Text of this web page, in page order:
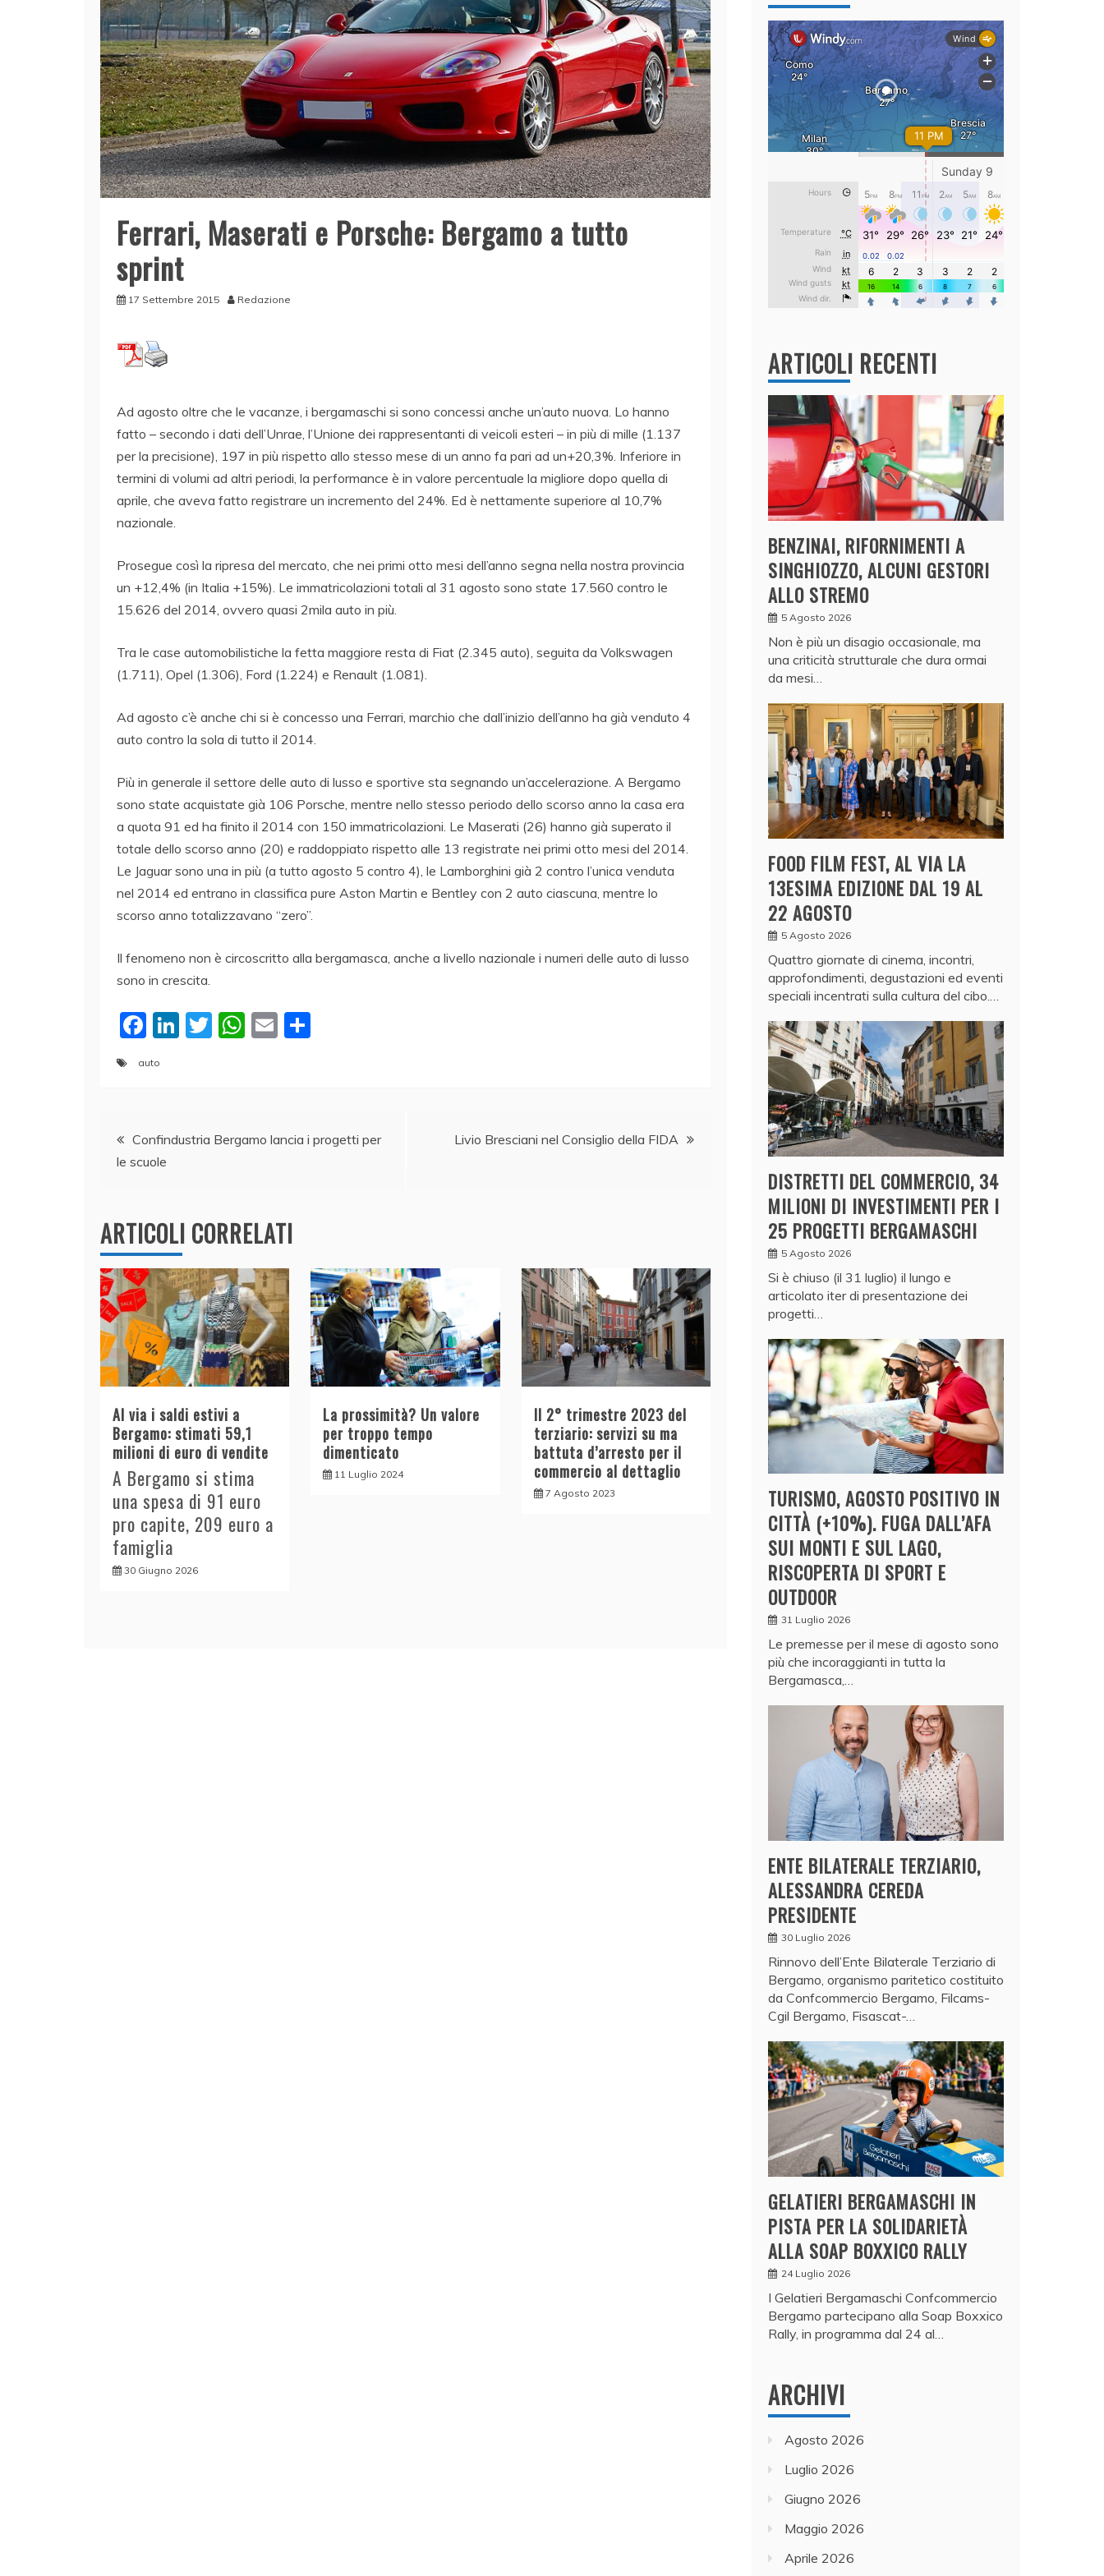
Ferrari, Maserati e Porsche: Bergamo a tutto
sprint
17 Settembre 2015 Redazione
Ad agosto oltre che le vacanze, i bergamaschi si sono concessi anche un’auto nuova. Lo hanno
fatto – secondo i dati dell’Unrae, l’Unione dei rappresentanti di veicoli esteri – in più di mille (1.137
per la precisione), 197 in più rispetto allo stesso mese di un anno fa pari ad un+20,3%. Inferiore in
termini di volumi ad altri periodi, la performance è in valore percentuale la migliore dopo quella di
aprile, che aveva fatto registrare un incremento del 24%. Ed è nettamente superiore al 10,7%
nazionale.
Prosegue così la ripresa del mercato, che nei primi otto mesi dell’anno segna nella nostra provincia
un +12,4% (in Italia +15%). Le immatricolazioni totali al 31 agosto sono state 17.560 contro le
15.626 del 2014, ovvero quasi 2mila auto in più.
Tra le case automobilistiche la fetta maggiore resta di Fiat (2.345 auto), seguita da Volkswagen
(1.711), Opel (1.306), Ford (1.224) e Renault (1.081).
Ad agosto c’è anche chi si è concesso una Ferrari, marchio che dall’inizio dell’anno ha già venduto 4
auto contro la sola di tutto il 2014.
Più in generale il settore delle auto di lusso e sportive sta segnando un’accelerazione. A Bergamo
sono state acquistate già 106 Porsche, mentre nello stesso periodo dello scorso anno la casa era
a quota 91 ed ha finito il 2014 con 150 immatricolazioni. Le Maserati (26) hanno già superato il
totale dello scorso anno (20) e raddoppiato rispetto alle 13 registrate nei primi otto mesi del 2014.
Le Jaguar sono una in più (a tutto agosto 5 contro 4), le Lamborghini già 2 contro l’unica venduta
nel 2014 ed entrano in classifica pure Aston Martin e Bentley con 2 auto ciascuna, mentre lo
scorso anno totalizzavano “zero”.
Il fenomeno non è circoscritto alla bergamasca, anche a livello nazionale i numeri delle auto di lusso
sono in crescita.
F
a
c
b
o
Li
dI
T
W
A
E
vi
di
auto
Navigazione
articoli
Confindustria Bergamo lancia i progetti per
le scuole
Livio Bresciani nel Consiglio della FIDA
ARTICOLI CORRELATI
Al via i saldi estivi a
Bergamo: stimati 59,1
milioni di euro di vendite
A Bergamo si stima
una spesa di 91 euro
pro capite, 209 euro a
famiglia
30 Giugno 2026
La prossimità? Un valore
per troppo tempo
dimenticato
11 Luglio 2024
Il 2° trimestre 2023 del
terziario: servizi su ma
battuta d’arresto per il
commercio al dettaglio
7 Agosto 2023
ARTICOLI RECENTI
BENZINAI, RIFORNIMENTI A
SINGHIOZZO, ALCUNI GESTORI
ALLO STREMO
5 Agosto 2026
Non è più un disagio occasionale, ma
una criticità strutturale che dura ormai
da mesi…
FOOD FILM FEST, AL VIA LA
13ESIMA EDIZIONE DAL 19 AL
22 AGOSTO
5 Agosto 2026
Quattro giornate di cinema, incontri,
approfondimenti, degustazioni ed eventi
speciali incentrati sulla cultura del cibo.…
DISTRETTI DEL COMMERCIO, 34
MILIONI DI INVESTIMENTI PER I
25 PROGETTI BERGAMASCHI
5 Agosto 2026
Si è chiuso (il 31 luglio) il lungo e
articolato iter di presentazione dei
progetti…
TURISMO, AGOSTO POSITIVO IN
CITTÀ (+10%). FUGA DALL’AFA
SUI MONTI E SUL LAGO,
RISCOPERTA DI SPORT E
OUTDOOR
31 Luglio 2026
Le premesse per il mese di agosto sono
più che incoraggianti in tutta la
Bergamasca,…
ENTE BILATERALE TERZIARIO,
ALESSANDRA CEREDA
PRESIDENTE
30 Luglio 2026
Rinnovo dell’Ente Bilaterale Terziario di
Bergamo, organismo paritetico costituito
da Confcommercio Bergamo, Filcams-
Cgil Bergamo, Fisascat-…
GELATIERI BERGAMASCHI IN
PISTA PER LA SOLIDARIETÀ
ALLA SOAP BOXXICO RALLY
24 Luglio 2026
I Gelatieri Bergamaschi Confcommercio
Bergamo partecipano alla Soap Boxxico
Rally, in programma dal 24 al…
ARCHIVI
Agosto 2026
Luglio 2026
Giugno 2026
Maggio 2026
Aprile 2026